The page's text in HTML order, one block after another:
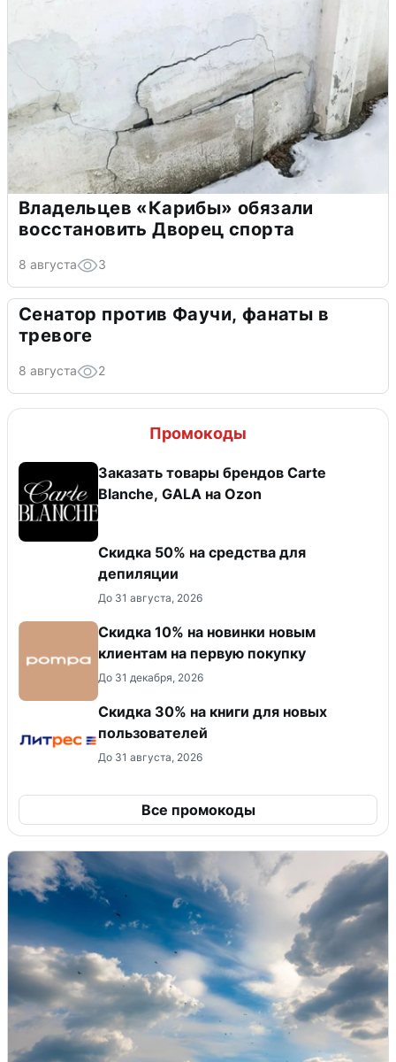
Владельцев «Карибы» обязали
восстановить Дворец спорта
8 августа 3
Сенатор против Фаучи, фанаты в
тревоге
8 августа 2
Промокоды
Заказать товары брендов Carte
Blanche, GALA на Ozon
Скидка 50% на средства для
депиляции
До 31 августа, 2026
Скидка 10% на новинки новым
клиентам на первую покупку
До 31 декабря, 2026
Скидка 30% на книги для новых
пользователей
До 31 августа, 2026
Все промокоды